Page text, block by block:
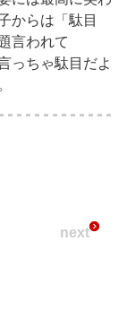
からは「駄目
言われて
っちゃ駄目だよ
next